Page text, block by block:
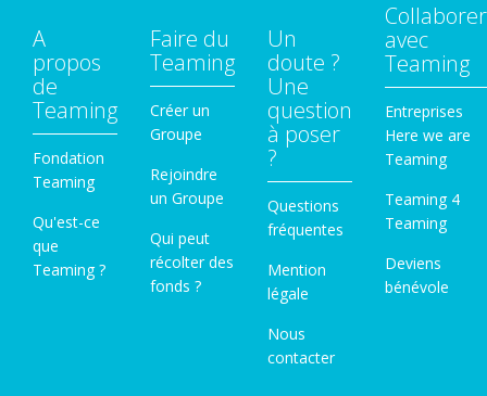
A
propos
de
Teaming
Fondation
Teaming
Qu'est-ce
que
Teaming ?
Faire du
Teaming
Créer un
Groupe
Rejoindre
un Groupe
Qui peut
récolter des
fonds ?
Un
doute ?
Une
question
à poser
?
Questions
fréquentes
Mention
légale
Nous
contacter
Collaborer
avec
Teaming
Entreprises
Here we are
Teaming
Teaming 4
Teaming
Deviens
bénévole